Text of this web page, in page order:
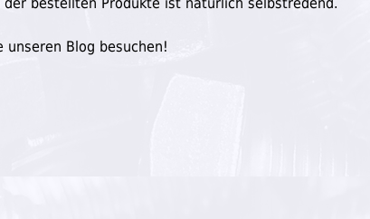
unseren Blog besuchen!